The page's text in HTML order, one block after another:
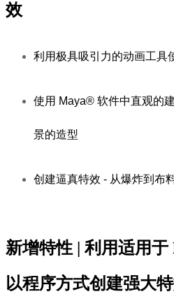
效
利用极具吸引力的动画工具
使用 Maya® 软件中直观的
景的造型
创建逼真特效 - 从爆炸到布
新增特性 | 利用适用
以程序方式创建强大